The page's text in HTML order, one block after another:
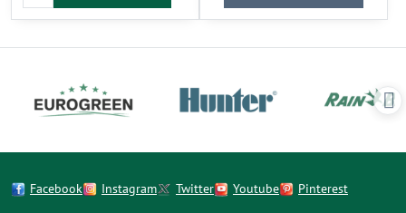
záhrady a profesionálne
zvyšuje stabilitu systému. Ideálna
skleníkov.
Facebook Instagram Twitter Youtube Pinterest